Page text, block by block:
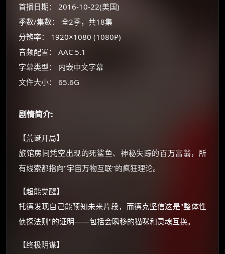
首播日期： 2016-10-22(美国)
季数/集数： 全2季，共18集
分辨率： 1920×1080 (1080P)
音频配置： AAC 5.1
字幕类型： 内嵌中文字幕
文件大小： 65.6G
剧情简介:
【荒诞开局】
旅馆房间凭空出现的死鲨鱼、神秘失踪的百万富翁，所
有线索都指向"宇宙万物互联"的疯狂理论。
【超能觉醒】
托德发现自己能预知未来片段，而德克坚信这是"整体性
侦探法则"的证明——包括会瞬移的猫咪和灵魂互换。
【终极阴谋】
🧧 福利领取站
☕
⚡ 前往【大淘客】领红包